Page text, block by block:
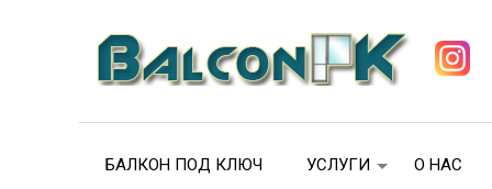
БАЛКОН ПОД КЛЮЧ УСЛУГИ О НАС